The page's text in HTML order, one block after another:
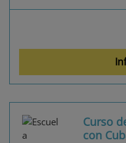
Curso
con